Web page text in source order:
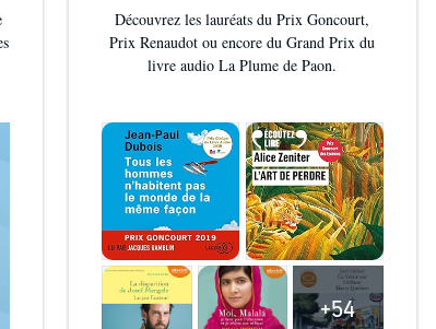
Découvrez les lauréats du Prix Goncourt,
Prix Renaudot ou encore du Grand Prix du
livre audio La Plume de Paon.
+54